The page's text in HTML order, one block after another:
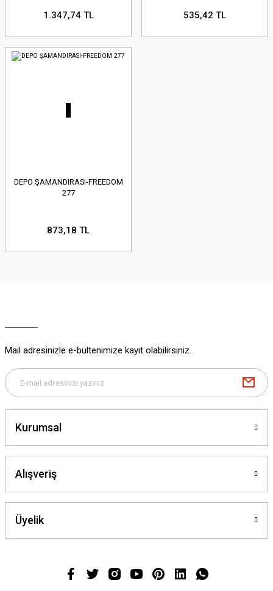
1.347,74 TL 535,42 TL
DEPO ŞAMANDIRASI-FREEDOM
277
873,18 TL
Mail adresinizle e-bültenimize kayıt olabilirsiniz.
Kurumsal
Alışveriş
Üyelik